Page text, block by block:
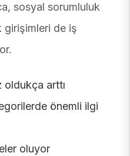
sosyal sorumluluk
girişimleri de iş
oldukça arttı
önemli ilgi
oluyor